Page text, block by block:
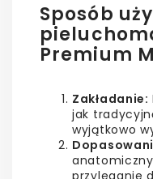
Sposób
Premium
Zakładanie:
jak
wyjątkowo
przyleganie